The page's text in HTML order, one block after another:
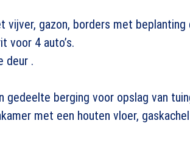
vijver, gazon, borders met beplanting
voor 4 auto’s.
deur .
gedeelte berging voor opslag van
met een houten vloer,